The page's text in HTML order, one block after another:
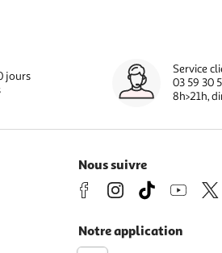
jours
Service
03 59 30
8h>21h,
Nous suivre
Notre application